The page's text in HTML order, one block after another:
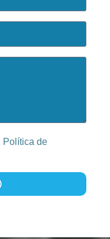
Política de